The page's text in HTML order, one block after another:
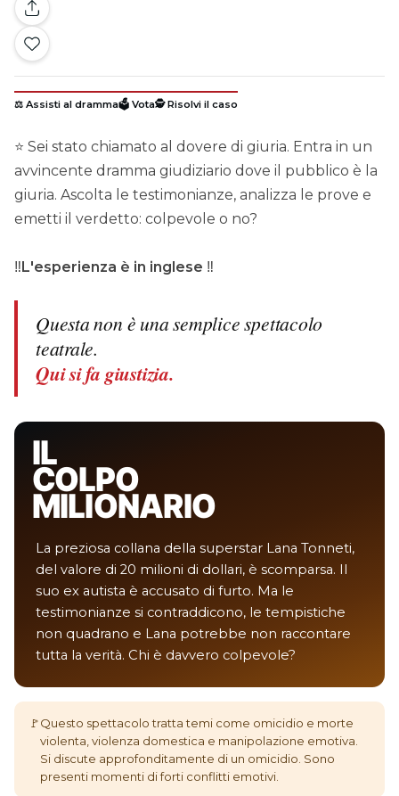
⚖️ Assisti al dramma🗳️ Vota🕵️ Risolvi il caso
⭐ Sei stato chiamato al dovere di giuria. Entra in un
avvincente dramma giudiziario dove il pubblico è la
giuria. Ascolta le testimonianze, analizza le prove e
emetti il verdetto: colpevole o no?
‼️L'esperienza è in inglese ‼️
Questa non è una semplice spettacolo
teatrale.
Qui si fa giustizia.
IL
COLPO
MILIONARIO
La preziosa collana della superstar Lana Tonneti,
del valore di 20 milioni di dollari, è scomparsa. Il
suo ex autista è accusato di furto. Ma le
testimonianze si contraddicono, le tempistiche
non quadrano e Lana potrebbe non raccontare
tutta la verità. Chi è davvero colpevole?
🚩Questo spettacolo tratta temi come omicidio e morte
violenta, violenza domestica e manipolazione emotiva.
Si discute approfonditamente di un omicidio. Sono
presenti momenti di forti conflitti emotivi.